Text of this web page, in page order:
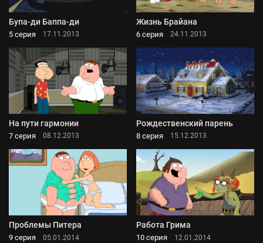
Бупа-ди Баппа-ди
5 серия 17.11.2013
Жизнь Брайана
6 серия 24.11.2013
На пути гармонии
7 серия 08.12.2013
Рождественский парень
8 серия 15.12.2013
Проблемы Питера
9 серия 05.01.2014
Работа Грима
10 серия 12.01.2014